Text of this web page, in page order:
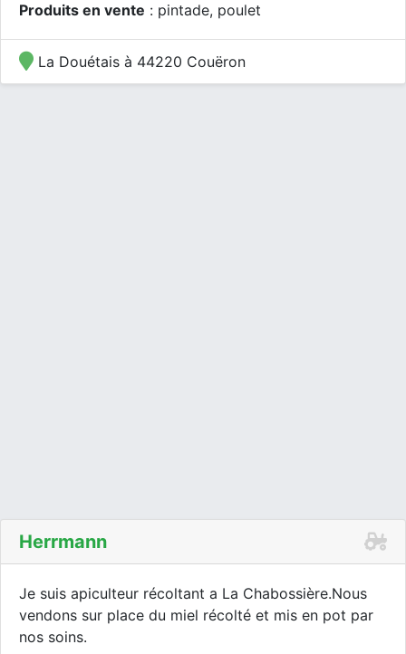
Produits en vente : pintade, poulet
La Douétais à 44220 Couëron
Herrmann
Je suis apiculteur récoltant a La Chabossière.Nous
vendons sur place du miel récolté et mis en pot par
nos soins.